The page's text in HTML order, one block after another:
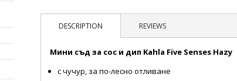
DESCRIPTION REVIEWS
Мини съд за сос и дип Kahla Five Senses Hazy
с чучур, за по-лесно отливане